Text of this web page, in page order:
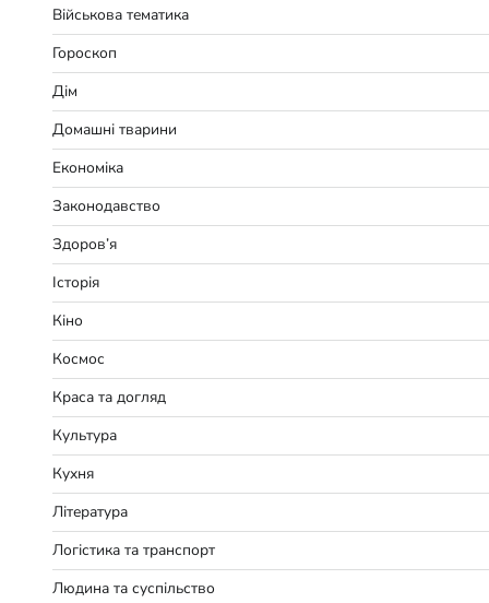
Військова тематика
Гороскоп
Дім
Домашні тварини
Економіка
Законодавство
Здоров’я
Історія
Кіно
Космос
Краса та догляд
Культура
Кухня
Література
Логістика та транспорт
Людина та суспільство